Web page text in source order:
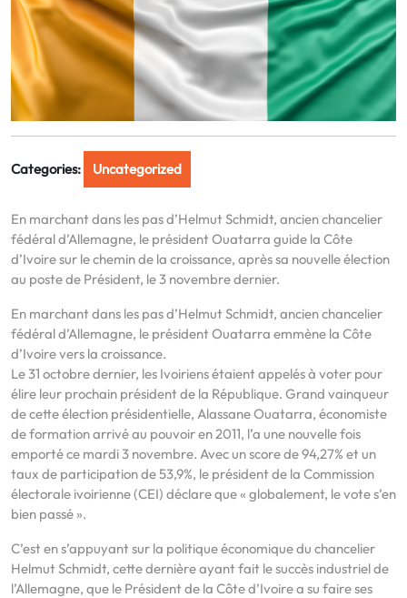
Categories: Uncategorized
En marchant dans les pas d’Helmut Schmidt, ancien chancelier
fédéral d’Allemagne, le président Ouatarra guide la Côte
d’Ivoire sur le chemin de la croissance, après sa nouvelle élection
au poste de Président, le 3 novembre dernier.
En marchant dans les pas d’Helmut Schmidt, ancien chancelier
fédéral d’Allemagne, le président Ouatarra emmène la Côte
d’Ivoire vers la croissance.
Le 31 octobre dernier, les Ivoiriens étaient appelés à voter pour
élire leur prochain président de la République. Grand vainqueur
de cette élection présidentielle, Alassane Ouatarra, économiste
de formation arrivé au pouvoir en 2011, l’a une nouvelle fois
emporté ce mardi 3 novembre. Avec un score de 94,27% et un
taux de participation de 53,9%, le président de la Commission
électorale ivoirienne (CEI) déclare que « globalement, le vote s’en
bien passé ».
C’est en s’appuyant sur la politique économique du chancelier
Helmut Schmidt, cette dernière ayant fait le succès industriel de
l’Allemagne, que le Président de la Côte d’Ivoire a su faire ses